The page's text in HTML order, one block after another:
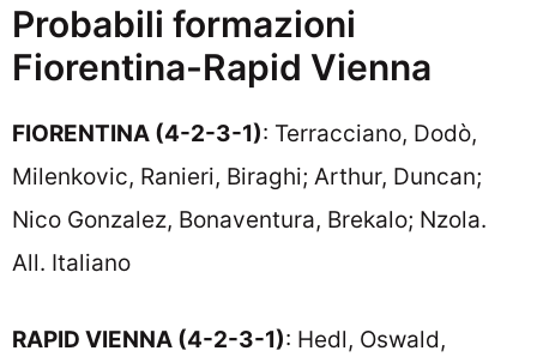
Probabili formazioni
Fiorentina-Rapid Vienna
FIORENTINA (4-2-3-1): Terracciano, Dodò,
Milenkovic, Ranieri, Biraghi; Arthur, Duncan;
Nico Gonzalez, Bonaventura, Brekalo; Nzola.
All. Italiano
RAPID VIENNA (4-2-3-1): Hedl, Oswald,